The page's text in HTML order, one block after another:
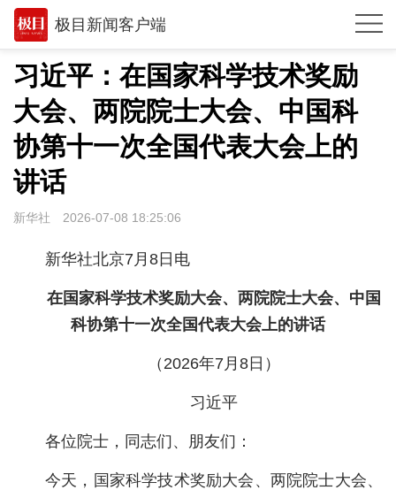
极目新闻客户端
推荐
体育
观点
时政
湖北
武汉
习近平：在国家科学技术奖励
大会、两院院士大会、中国科
协第十一次全国代表大会上的
讲话
新华社 2026-07-08 18:25:06
新华社北京7月8日电
在国家科学技术奖励大会、两院院士大会、中国
科协第十一次全国代表大会上的讲话
（2026年7月8日）
习近平
各位院士，同志们、朋友们：
今天，国家科学技术奖励大会、两院院士大会、